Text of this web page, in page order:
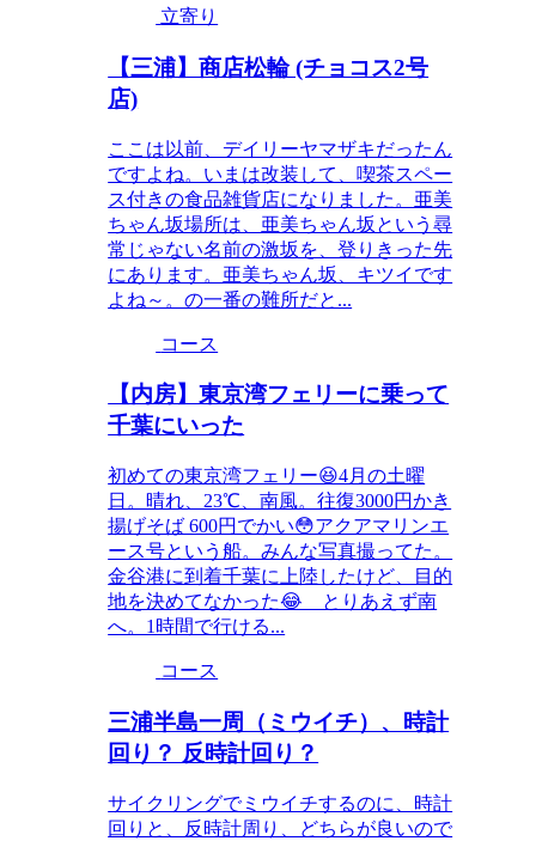
立寄り
【三浦】商店松輪 (チョコス2号
店)
ここは以前、デイリーヤマザキだったん
ですよね。いまは改装して、喫茶スペー
ス付きの食品雑貨店になりました。亜美
ちゃん坂場所は、亜美ちゃん坂という尋
常じゃない名前の激坂を、登りきった先
にあります。亜美ちゃん坂、キツイです
よね～。の一番の難所だと...
コース
【内房】東京湾フェリーに乗って
千葉にいった
初めての東京湾フェリー😆4月の土曜
日。晴れ、23℃、南風。往復3000円かき
揚げそば 600円でかい😳アクアマリンエ
ース号という船。みんな写真撮ってた。
金谷港に到着千葉に上陸したけど、目的
地を決めてなかった😂 とりあえず南
へ。1時間で行ける...
コース
三浦半島一周（ミウイチ）、時計
回り？ 反時計回り？
サイクリングでミウイチするのに、時計
回りと、反時計周り、どちらが良いので